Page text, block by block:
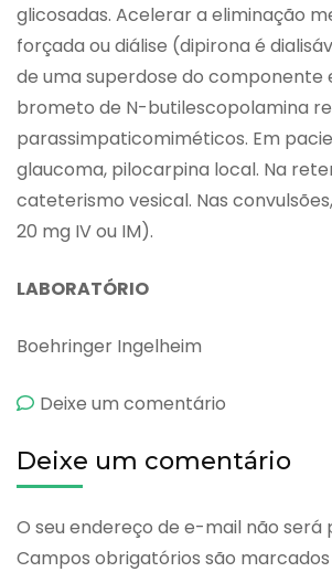
glicosadas. Acelerar a eliminação
forçada ou diálise (dipirona é
de uma superdose do componente
brometo de N-butilescopolamina
parassimpaticomiméticos. Em
glaucoma, pilocarpina local. Na
cateterismo vesical. Nas
20 mg IV ou IM).
LABORATÓRIO
Boehringer Ingelheim
Deixe um comentário
Deixe um comentário
O seu endereço de e-mail não será
Campos obrigatórios são